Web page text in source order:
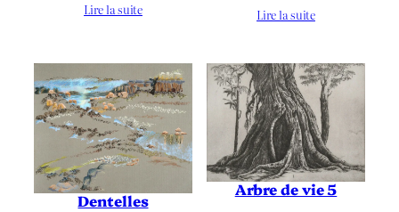
Lire la suite
Lire la suite
Dentelles
Arbre de vie 5